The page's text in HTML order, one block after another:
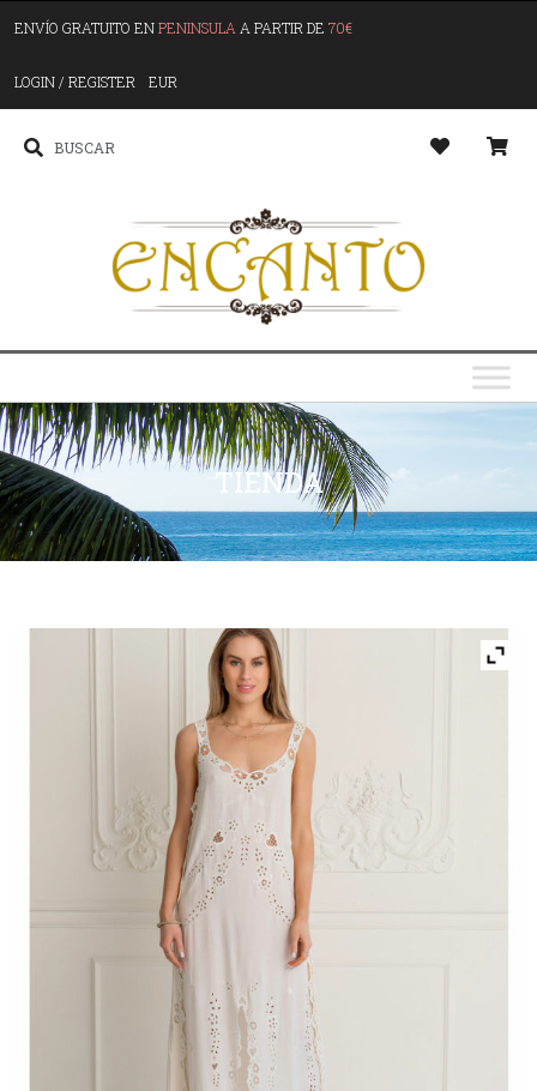
ENVÍO GRATUITO ENPENINSULA A PARTIR DE 70€
LOGIN / REGISTER EUR
TIENDA